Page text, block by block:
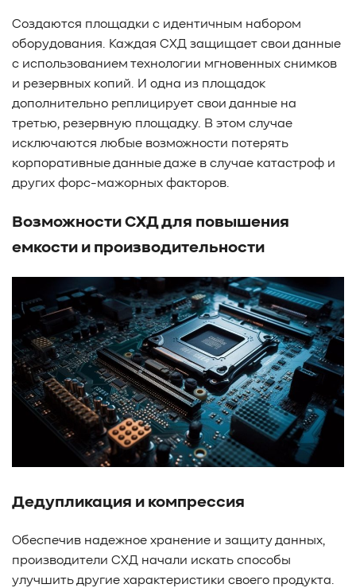
Создаются площадки с идентичным набором
оборудования. Каждая СХД защищает свои данные
с использованием технологии мгновенных снимков
и резервных копий. И одна из площадок
дополнительно реплицирует свои данные на
третью, резервную площадку. В этом случае
исключаются любые возможности потерять
корпоративные данные даже в случае катастроф и
других форс-мажорных факторов.
Возможности СХД для повышения
емкости и производительности
Дедупликация и компрессия
Обеспечив надежное хранение и защиту данных,
производители СХД начали искать способы
улучшить другие характеристики своего продукта.